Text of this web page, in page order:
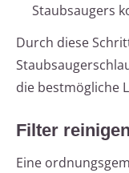
Staubsaugers
Durch diese
die bestmögliche
Filter reinigen
Eine